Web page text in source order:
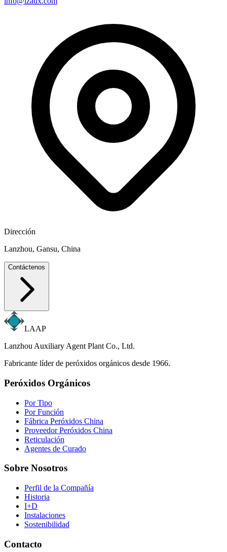
Dirección
Lanzhou, Gansu, China
Contáctenos
LAAP
Lanzhou Auxiliary Agent Plant Co., Ltd.
Fabricante líder de peróxidos orgánicos desde 1966.
Peróxidos Orgánicos
Por Tipo
Por Función
Fábrica Peróxidos China
Proveedor Peróxidos China
Reticulación
Agentes de Curado
Sobre Nosotros
Perfil de la Compañía
Historia
I+D
Instalaciones
Sostenibilidad
Contacto